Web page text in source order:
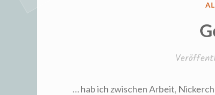
… hab ich zwischen Arbeit,